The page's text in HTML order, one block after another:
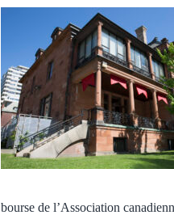
bourse de l’Association